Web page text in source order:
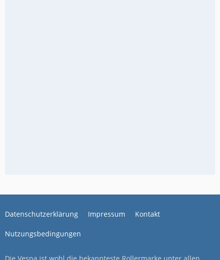
Datenschutzerklärung Impressum Kontakt
Nutzungsbedingungen